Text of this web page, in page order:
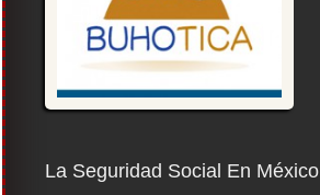
La Seguridad Social En México